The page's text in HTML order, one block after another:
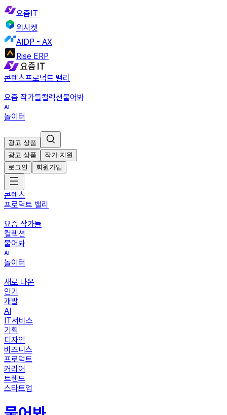
요즘IT
위시켓
AIDP - AX
Rise ERP
콘텐츠프로덕트 밸리
요즘 작가들컬렉션물어봐
놀이터
광고 상품
광고 상품
작가 지원
로그인
회원가입
콘텐츠
프로덕트 밸리
요즘 작가들
컬렉션
물어봐
놀이터
새로 나온
인기
개발
AI
IT서비스
기획
디자인
비즈니스
프로덕트
커리어
트렌드
스타트업